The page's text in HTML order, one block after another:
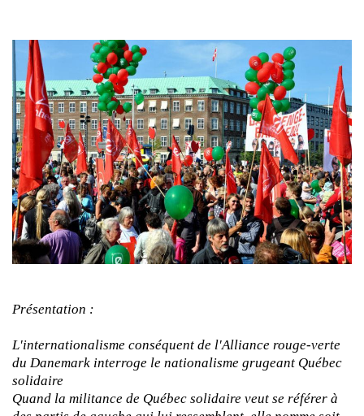
Présentation :
L'internationalisme conséquent de l'Alliance rouge-verte
du Danemark interroge le nationalisme grugeant Québec
solidaire
Quand la militance de Québec solidaire veut se référer à